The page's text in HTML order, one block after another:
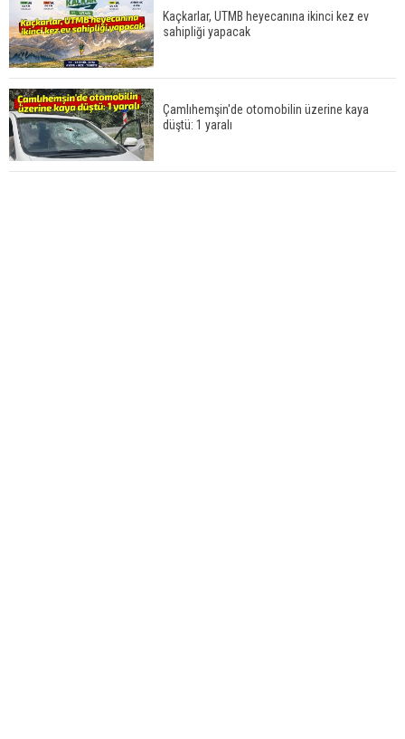
Kaçkarlar, UTMB heyecanına ikinci kez ev
sahipliği yapacak
Çamlıhemşin'de otomobilin üzerine kaya
düştü: 1 yaralı